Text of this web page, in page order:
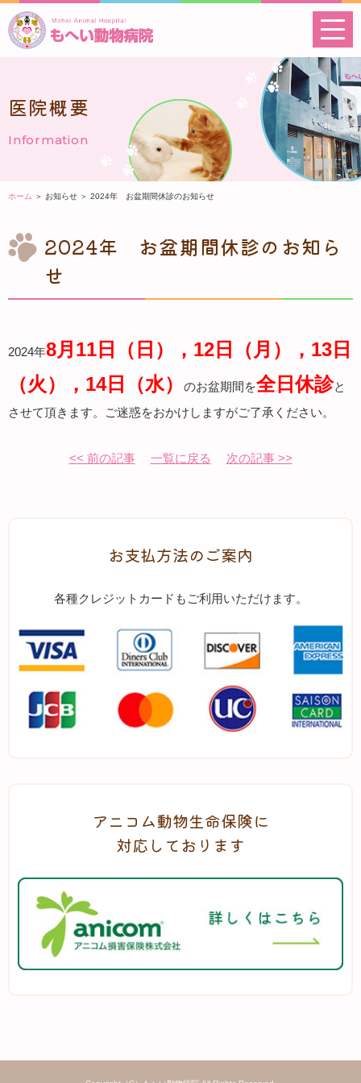
医院概要
Information
ホーム ＞ お知らせ ＞ 2024年 お盆期間休診のお知らせ
2024年 お盆期間休診のお知ら
せ
2024年8月11日（日），12日（月），13日
（火）， 14日（水） のお盆期間を全日休診と
させて頂きます。ご迷惑をおかけしますがご了承ください。
<< 前の記事 一覧に戻る 次の記事 >>
お支払方法のご案内
各種クレジットカードもご利用いただけます。
アニコム動物生命保険に
対応しております